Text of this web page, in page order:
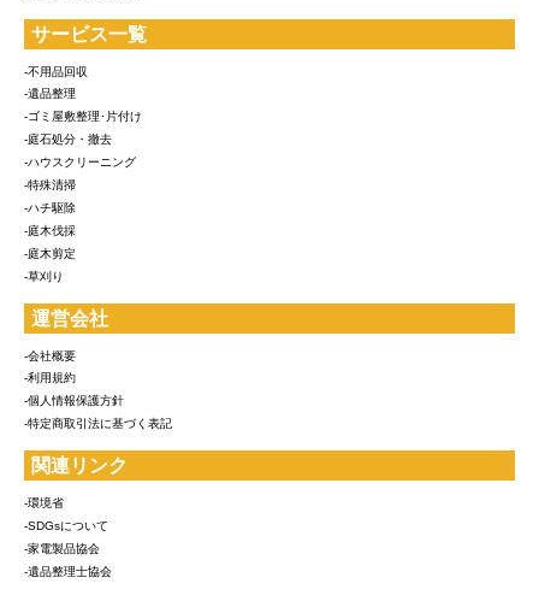
サービス一覧
-不用品回収
-遺品整理
-ゴミ屋敷整理･片付け
-庭石処分・撤去
-ハウスクリーニング
-特殊清掃
-ハチ駆除
-庭木伐採
-庭木剪定
-草刈り
運営会社
-会社概要
-利用規約
-個人情報保護方針
-特定商取引法に基づく表記
関連リンク
-環境省
-SDGsについて
-家電製品協会
-遺品整理士協会